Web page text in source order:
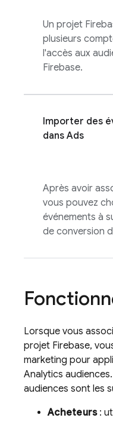
Un projet
plusieurs
l'accès aux
Firebase.
Importer des
dans Ads
Après avoir
vous pouvez
événements à
de conversion
Lorsque vous
projet Firebase,
marketing pour
Analytics
audiences sont les
Acheteurs: